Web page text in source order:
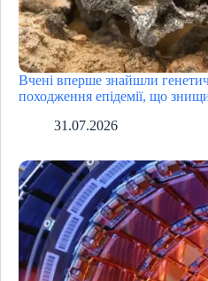
Вчені вперше знайшли
походження епідемії, що
31.07.2026